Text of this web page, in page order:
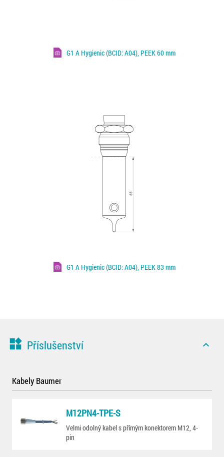
G1 A Hygienic (BCID: A04), PEEK 60 mm
G1 A Hygienic (BCID: A04), PEEK 83 mm
widgets Příslušenství expand_less
Kabely Baumer
M12PN4-TPE-S
Velmi odolný kabel s přímým konektorem M12, 4-
pin